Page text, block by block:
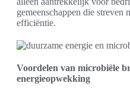
gemeenschappen die streven
efficiëntie.
Voordelen van microbiële
energieopwekking